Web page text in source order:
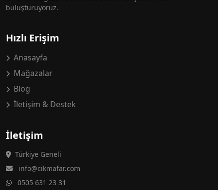
buluşturuyoruz.
Hızlı Erişim
Anasayfa
Mağazalar
Blog
İletişim & Destek
İletişim
Türkiye Geneli
info@cikmafar.com
0505 631 23 31